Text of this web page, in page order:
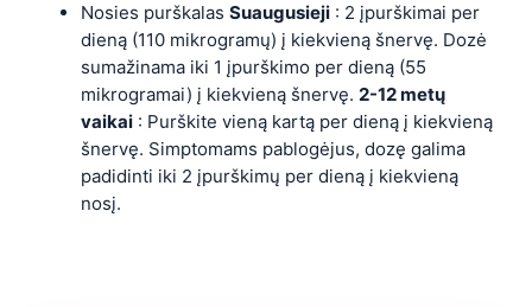
Nosies purškalas Suaugusieji : 2 įpurškimai per
dieną (110 mikrogramų) į kiekvieną šnervę. Dozė
sumažinama iki 1 įpurškimo per dieną (55
mikrogramai) į kiekvieną šnervę. 2-12 metų
vaikai : Purškite vieną kartą per dieną į kiekvieną
šnervę. Simptomams pablogėjus, dozę galima
padidinti iki 2 įpurškimų per dieną į kiekvieną
nosį.